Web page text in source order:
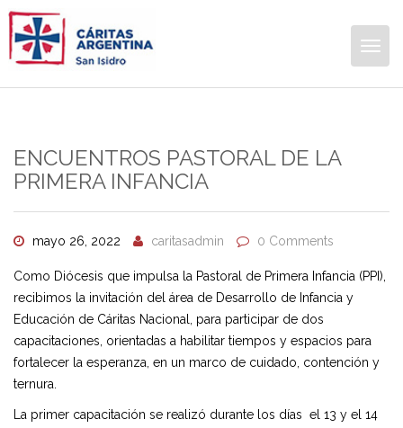
ENCUENTROS PASTORAL DE LA
PRIMERA INFANCIA
mayo 26, 2022 caritasadmin 0 Comments
Como Diócesis que impulsa la Pastoral de Primera Infancia (PPI),
recibimos la invitación del área de Desarrollo de Infancia y
Educación de Cáritas Nacional, para participar de dos
capacitaciones, orientadas a habilitar tiempos y espacios para
fortalecer la esperanza, en un marco de cuidado, contención y
ternura.
La primer capacitación se realizó durante los días el 13 y el 14